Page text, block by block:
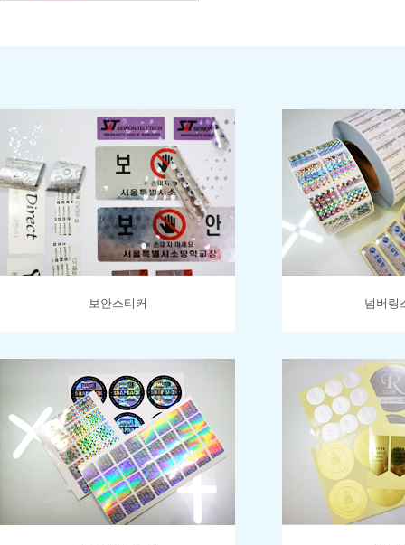
보안스티커 넘버링